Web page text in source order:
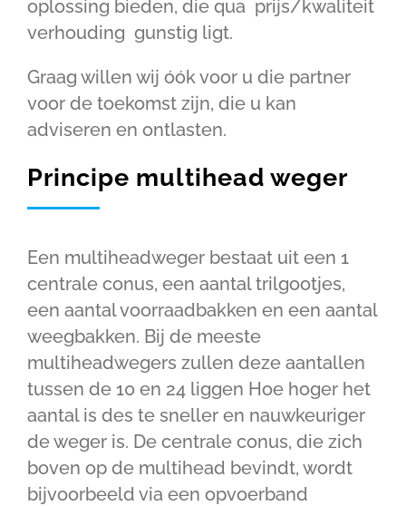
oplossing bieden, die qua prijs/kwaliteit
verhouding gunstig ligt.
Graag willen wij óók voor u die partner
voor de toekomst zijn, die u kan
adviseren en ontlasten.
Principe multihead weger
Een multiheadweger bestaat uit een 1
centrale conus, een aantal trilgootjes,
een aantal voorraadbakken en een aantal
weegbakken. Bij de meeste
multiheadwegers zullen deze aantallen
tussen de 10 en 24 liggen Hoe hoger het
aantal is des te sneller en nauwkeuriger
de weger is. De centrale conus, die zich
boven op de multihead bevindt, wordt
bijvoorbeeld via een opvoerband